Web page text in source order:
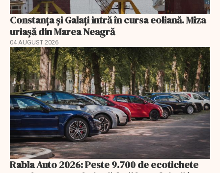
Constanța și Galați intră în cursa eoliană. Miza
uriașă din Marea Neagră
04 AUGUST 2026
Rabla Auto 2026: Peste 9.700 de ecotichete